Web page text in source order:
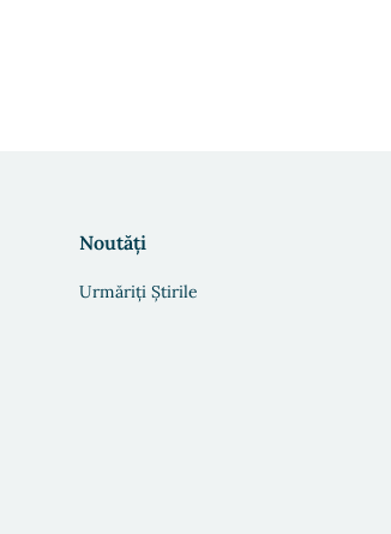
Noutăți
Urmăriți Știrile